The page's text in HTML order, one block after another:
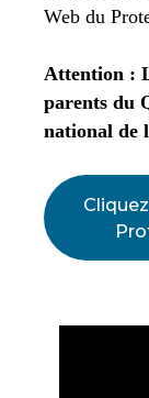
Web du
Attention :
parents du
national de